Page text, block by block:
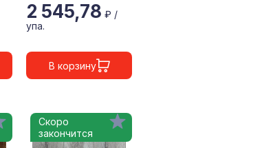
2 545,78 ₽ /
упа.
В корзину
Скоро
закончится